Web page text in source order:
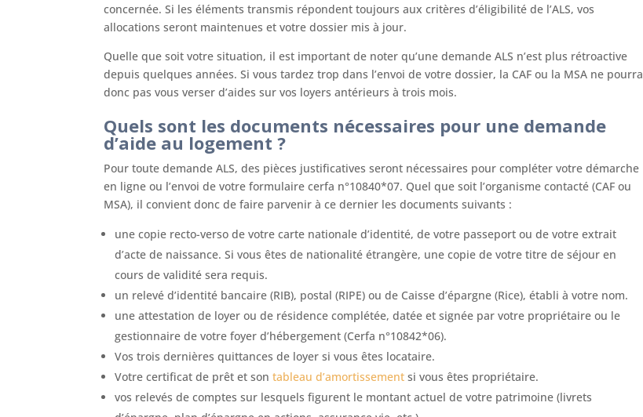
concernée. Si les éléments transmis répondent toujours aux critères d’éligibilité de l’ALS, vos
allocations seront maintenues et votre dossier mis à jour.
Quelle que soit votre situation, il est important de noter qu’une demande ALS n’est plus rétroactive
depuis quelques années. Si vous tardez trop dans l’envoi de votre dossier, la CAF ou la MSA ne pourra
donc pas vous verser d’aides sur vos loyers antérieurs à trois mois.
Quels sont les documents nécessaires pour une demande
d’aide au logement ?
Pour toute demande ALS, des pièces justificatives seront nécessaires pour compléter votre démarche
en ligne ou l’envoi de votre formulaire cerfa n°10840*07. Quel que soit l’organisme contacté (CAF ou
MSA), il convient donc de faire parvenir à ce dernier les documents suivants :
une copie recto-verso de votre carte nationale d’identité, de votre passeport ou de votre extrait
d’acte de naissance. Si vous êtes de nationalité étrangère, une copie de votre titre de séjour en
cours de validité sera requis.
un relevé d’identité bancaire (RIB), postal (RIPE) ou de Caisse d’épargne (Rice), établi à votre nom.
une attestation de loyer ou de résidence complétée, datée et signée par votre propriétaire ou le
gestionnaire de votre foyer d’hébergement (Cerfa n°10842*06).
Vos trois dernières quittances de loyer si vous êtes locataire.
Votre certificat de prêt et son tableau d’amortissement si vous êtes propriétaire.
vos relevés de comptes sur lesquels figurent le montant actuel de votre patrimoine (livrets